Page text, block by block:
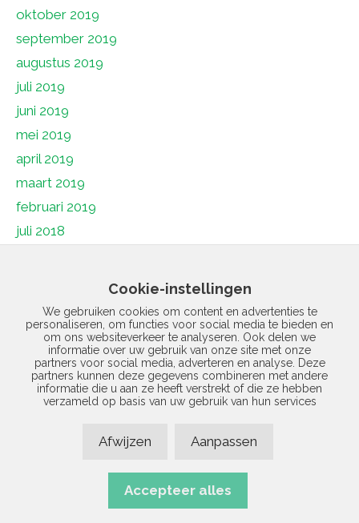
oktober 2019
september 2019
augustus 2019
juli 2019
juni 2019
mei 2019
april 2019
maart 2019
februari 2019
juli 2018
april 2018
maart 2018
februari 2018
januari 2018
december 2017
© 2026 Vermad | Realisatie door
Cookie-instellingen
We gebruiken cookies om content en advertenties te
personaliseren, om functies voor social media te bieden en
om ons websiteverkeer te analyseren. Ook delen we
informatie over uw gebruik van onze site met onze
partners voor social media, adverteren en analyse. Deze
partners kunnen deze gegevens combineren met andere
informatie die u aan ze heeft verstrekt of die ze hebben
verzameld op basis van uw gebruik van hun services
Afwijzen Aanpassen
Accepteer alles